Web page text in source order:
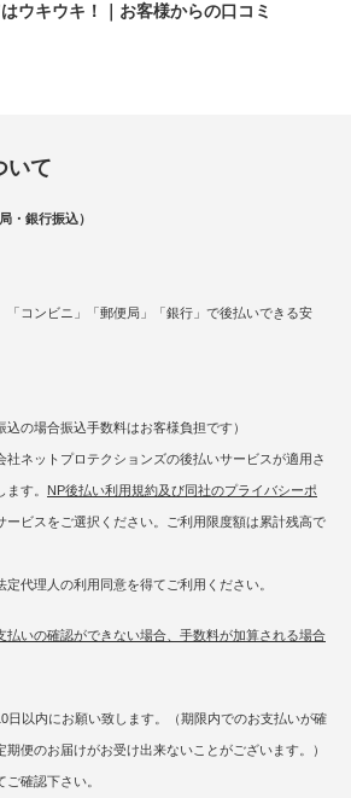
ウキウキ！｜お客様からの口コミ
いて
・銀行振込）
「コンビニ」「郵便局」「銀行」で後払いできる安
の場合振込手数料はお客様負担です）
社ネットプロテクションズの後払いサービスが適用さ
す。 NP後払い利用規約及び同社のプライバシーポ
ービスをご選択ください。ご利用限度額は累計残高で
代理人の利用同意を得てご利用ください。
払いの確認ができない場合、手数料が加算される場合
以内にお願い致します。（期限内でのお支払いが確
便のお届けがお受け出来ないことがございます。）
確認下さい。